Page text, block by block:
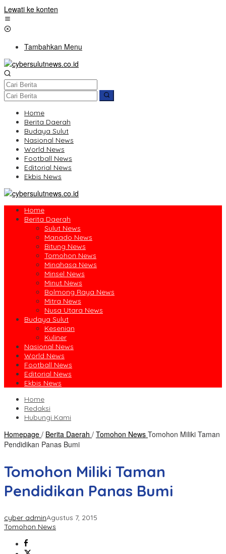
Lewati ke konten
Tambahkan Menu
Home
Berita Daerah
Budaya Sulut
Nasional News
World News
Football News
Editorial News
Ekbis News
Home
Berita Daerah
Sulut News
Manado News
Bitung News
Tomohon News
Minahasa News
Minsel News
Minut News
Bolmong Raya News
Mitra News
Nusa Utara News
Budaya Sulut
Kesenian
Kuliner
Nasional News
World News
Football News
Editorial News
Ekbis News
Home
Redaksi
Hubungi Kami
Homepage / Berita Daerah / Tomohon News Tomohon Miliki Taman
Pendidikan Panas Bumi
Tomohon Miliki Taman
Pendidikan Panas Bumi
cyber adminAgustus 7, 2015
Tomohon News